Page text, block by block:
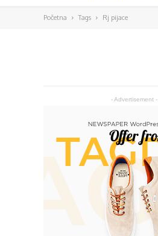
Početna Tags Rj pijace
- Advertisement -